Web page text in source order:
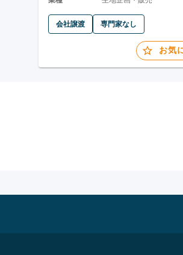
会社譲渡 専門家なし
お気